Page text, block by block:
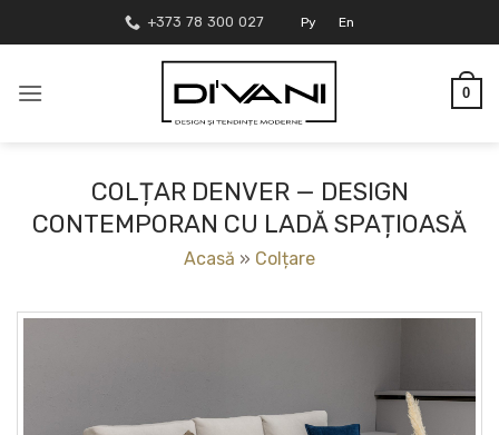
to
+373 78 300 027 Ру En
0
COLȚAR DENVER — DESIGN
CONTEMPORAN CU LADĂ SPAȚIOASĂ
Acasă » Colțare